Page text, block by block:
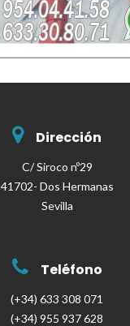
Dirección
C/ Siroco nº29
41702- Dos Hermanas
Sevilla
Teléfono
(+34) 633 308 071
(+34) 955 937 628